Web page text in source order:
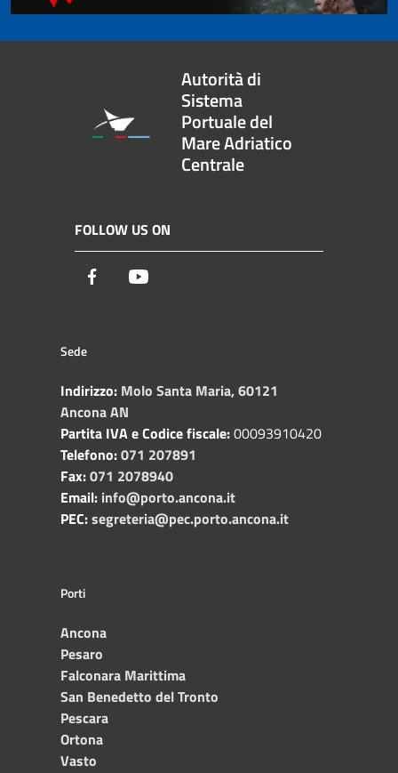
Autorità di
Sistema
Portuale del
Mare Adriatico
Centrale
FOLLOW US ON
Facebook
Sede
Indirizzo: Molo Santa Maria, 60121
Ancona AN
Partita IVA e Codice fiscale:00093910420
Telefono:071 207891
Fax:071 2078940
Email: info@porto.ancona.it
PEC:segreteria@pec.porto.ancona.it
Porti
Ancona
Pesaro
Falconara Marittima
San Benedetto del Tronto
Pescara
Ortona
Vasto